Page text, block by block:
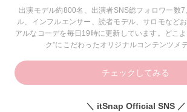
出演モデル約800名、出演者SNS総フォロワー数
ル、インフルエンサー、読者モデル、サロモなど
アルなコーデを毎日19時に更新しています。どこ
ク”にこだわったオリジナルコンテンツメ
チェックしてみる
＼ itSnap Official SNS ／